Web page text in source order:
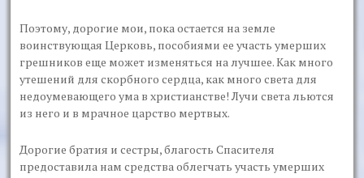
Поэтому, дорогие мои, пока остается на земле
воинствующая Церковь, пособиями ее участь умерших
грешников еще может изменяться на лучшее. Как много
утешений для скорбного сердца, как много света для
недоумевающего ума в христианстве! Лучи света льются
из него и в мрачное царство мертвых.
Дорогие братия и сестры, благость Спасителя
предоставила нам средства облегчать участь умерших